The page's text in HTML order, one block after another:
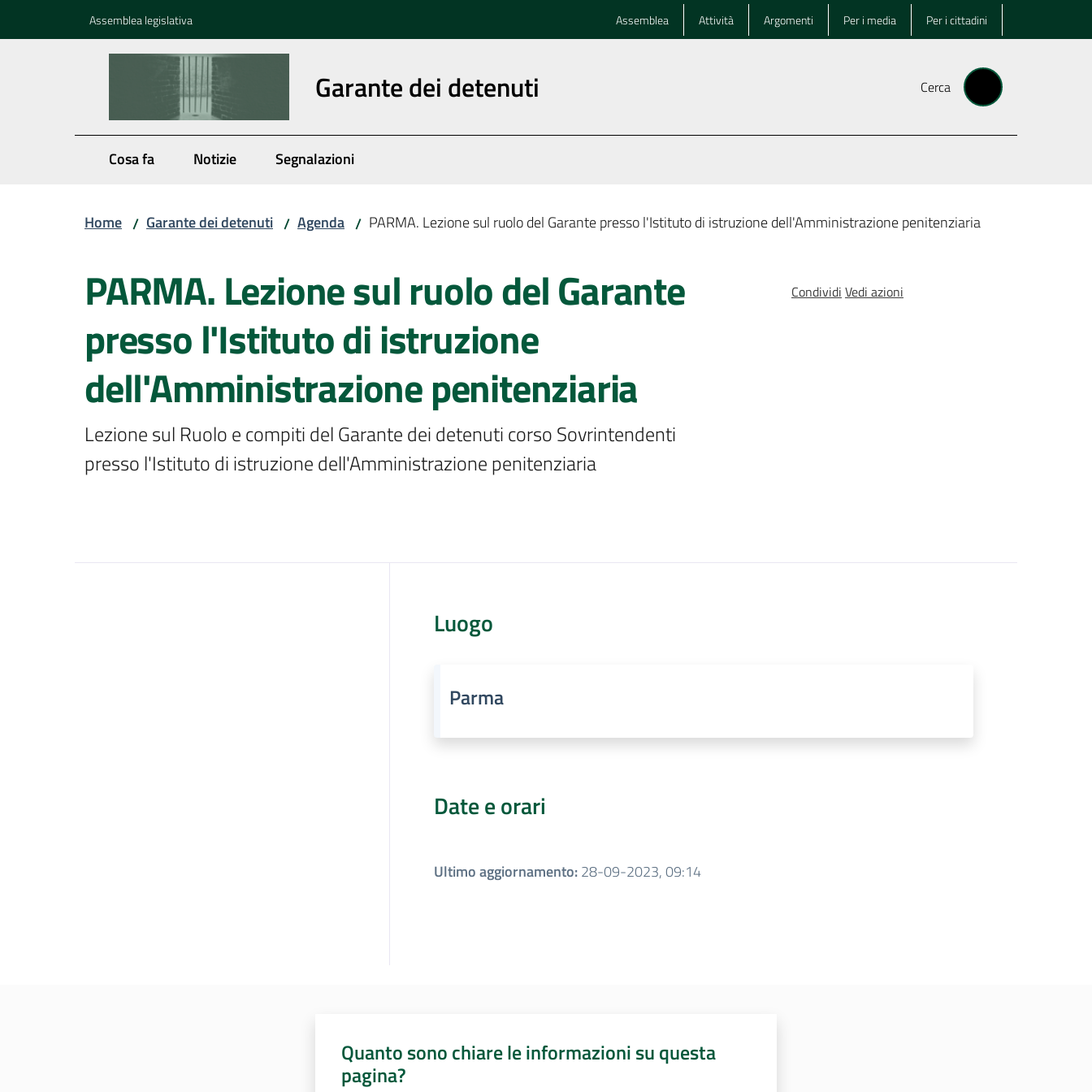
Assemblea legislativa Assemblea Attività Argomenti Per i media Per i cittadini
Garante dei detenuti Cerca
Cosa fa Notizie Segnalazioni
Home / Garante dei detenuti / Agenda / PARMA. Lezione sul ruolo del Garante presso l'Istituto di istruzione dell'Amministrazione penitenziaria
PARMA. Lezione sul ruolo del Garante
presso l'Istituto di istruzione
dell'Amministrazione penitenziaria
Lezione sul Ruolo e compiti del Garante dei detenuti corso Sovrintendenti
presso l'Istituto di istruzione dell'Amministrazione penitenziaria
Condividi Vedi azioni
Luogo
Parma
Date e orari
Ultimo aggiornamento:28-09-2023, 09:14
Quanto sono chiare le informazioni su questa
pagina?